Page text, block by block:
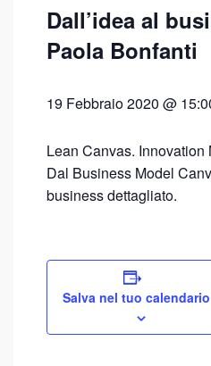
Dall’idea al
Paola Bonfanti
19 Febbraio 2020 @
Lean Canvas. Innovation
Dal Business Model
business dettagliato.
Salva nel tuo calendario